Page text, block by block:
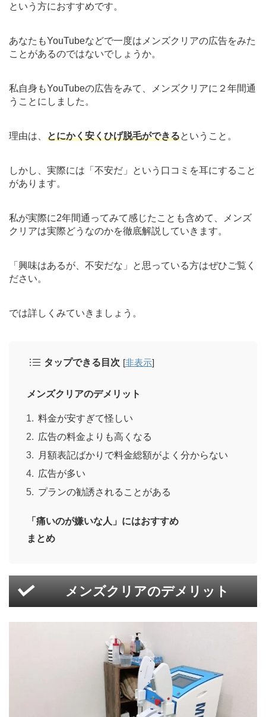
という方におすすめです。
あなたもYouTubeなどで一度はメンズクリアの広告をみた
ことがあるのではないでしょうか。
私自身もYouTubeの広告をみて、メンズクリアに２年間通
うことにしました。
理由は、 とにかく安くひげ脱毛ができるということ。
しかし、実際には「不安だ」という口コミを耳にすること
があります。
私が実際に2年間通ってみて感じたことも含めて、メンズ
クリアは実際どうなのかを徹底解説していきます。
「興味はあるが、不安だな」と思っている方はぜひご覧く
ださい。
では詳しくみていきましょう。
タップできる目次 [非表示]
メンズクリアのデメリット
料金が安すぎて怪しい
広告の料金よりも高くなる
月額表記ばかりで料金総額がよく分からない
広告が多い
プランの勧誘されることがある
「痛いのが嫌いな人」にはおすすめ
まとめ
メンズクリアのデメリット